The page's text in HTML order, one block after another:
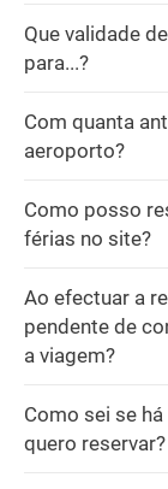
Que validade
para...?
Com quanta
aeroporto?
Como posso
férias no site?
Ao efectuar a
pendente de
a viagem?
Como sei se
quero reservar?